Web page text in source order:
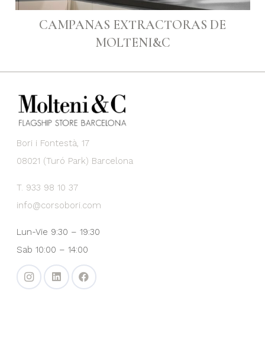
CAMPANAS EXTRACTORAS DE
MOLTENI&C
Bori i Fontestà, 17
08021 (Turó Park) Barcelona
T. 933 98 10 37
info@corsobori.com
Lun-Vie 9:30 – 19:30
Sab 10:00 – 14:00